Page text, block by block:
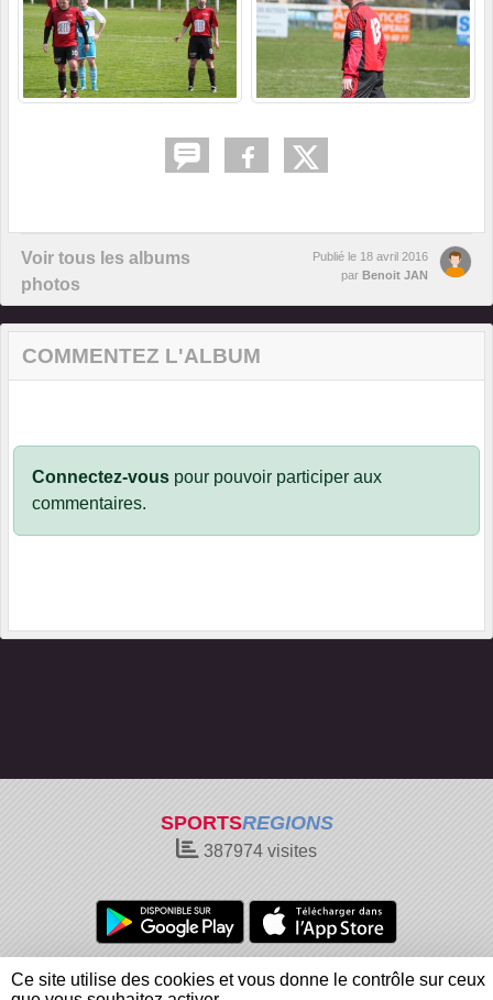
Voir tous les albums
photos
Publié le 18 avril 2016
par Benoit JAN
COMMENTEZ L'ALBUM
Connectez-vous pour pouvoir participer aux
commentaires.
SPORTSREGIONS
387974 visites
Charte cookies
Gestion des cookies
Ce site utilise des cookies et vous donne le contrôle sur ceux